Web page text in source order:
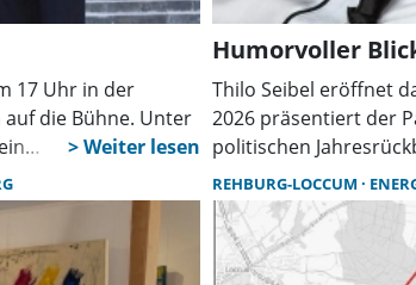
17 Uhr in der
die Bühne. Unter
Tango und Jazz –
Humorvoller
Thilo Seibel eröffnet
2026 präsentiert der
politischen
gibt es ab sofort
REHBURG-LOCCUM